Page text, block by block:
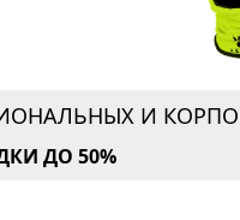
И
ДО 50%